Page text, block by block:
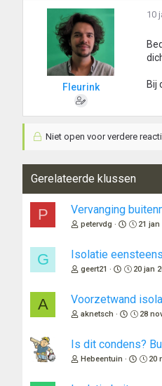
Fleurink
10
Bij
Niet open voor verdere
Gerelateerde klussen
P Vervanging
petervdg 21 jan
G Isolatie
geert21 20 jan
A Voorzetwand
aknetsch 28
Is dit condens?
Hebeentuin 20